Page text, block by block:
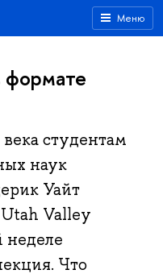
Меню
формате
студентам
наук
Уайт
Valley
Что